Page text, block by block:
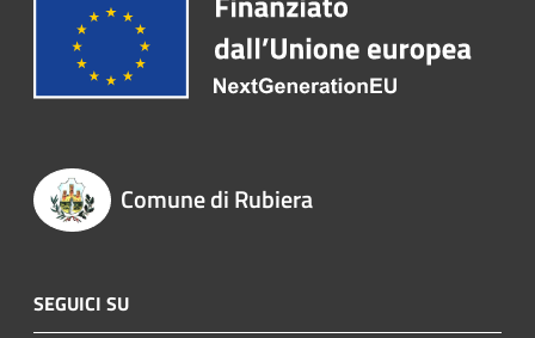
Comune di Rubiera
SEGUICI SU